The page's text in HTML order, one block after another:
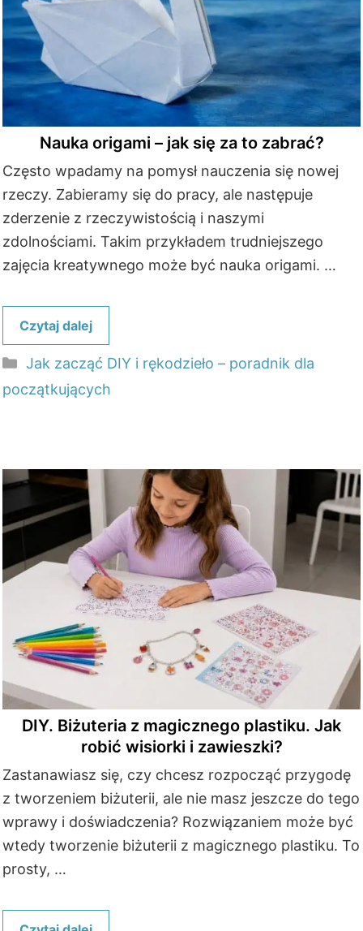
Nauka origami – jak się za to zabrać?
Często wpadamy na pomysł nauczenia się nowej
rzeczy. Zabieramy się do pracy, ale następuje
zderzenie z rzeczywistością i naszymi
zdolnościami. Takim przykładem trudniejszego
zajęcia kreatywnego może być nauka origami. …
Czytaj dalej
Kategorie
Jak zacząć DIY i rękodzieło – poradnik dla
początkujących
DIY. Biżuteria z magicznego plastiku. Jak
robić wisiorki i zawieszki?
Zastanawiasz się, czy chcesz rozpocząć przygodę
z tworzeniem biżuterii, ale nie masz jeszcze do tego
wprawy i doświadczenia? Rozwiązaniem może być
wtedy tworzenie biżuterii z magicznego plastiku. To
prosty, …